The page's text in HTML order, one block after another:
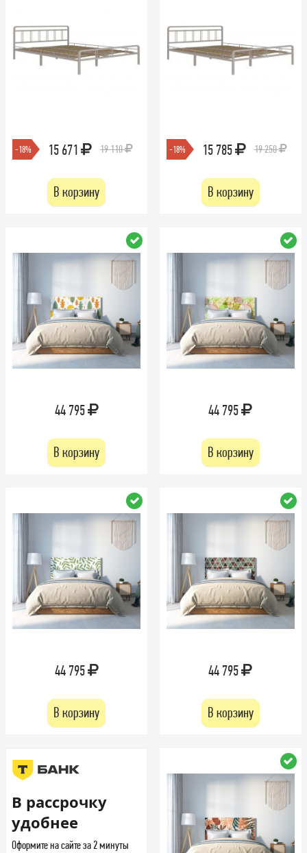
-18% 15 671 19 110
В корзину
-18% 15 785 19 250
В корзину
44 795
В корзину
44 795
В корзину
44 795
В корзину
44 795
В корзину
В рассрочку
удобнее
Оформите на сайте за 2 минуты